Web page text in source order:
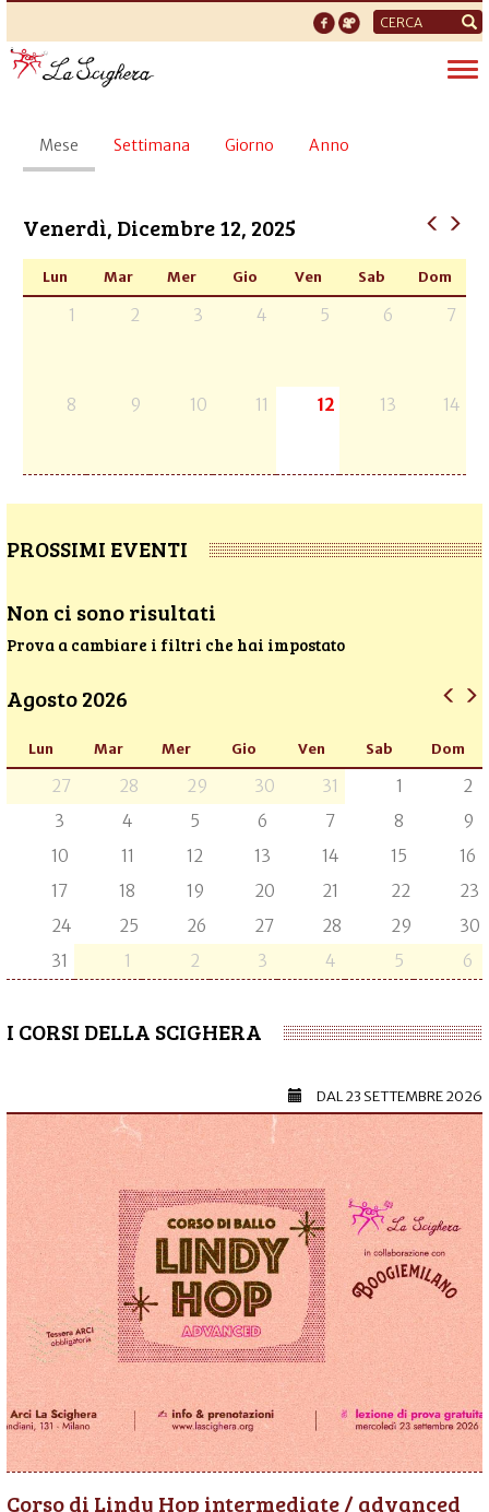
Form
di
ricerca
Schede
primarie
Mese (scheda
attiva)
Settimana Giorno Anno
Venerdì, Dicembre 12, 2025
Lun Mar Mer Gio Ven Sab Dom
1 2 3 4 5 6 7
8 9 10 11 12 13 14
PROSSIMI EVENTI
Non ci sono risultati
Prova a cambiare i filtri che hai impostato
Agosto 2026
Lun Mar Mer Gio Ven Sab Dom
27 28 29 30 31 1
2
3
4 5 6 7 8
9
10
11 12 13 14 15
16
17
18 19 20 21 22
23
24
25 26 27 28 29
30
31
1 2 3 4 5 6
I CORSI DELLA SCIGHERA
DAL23 SETTEMBRE 2026
Corso di Lindy Hop intermediate / advanced